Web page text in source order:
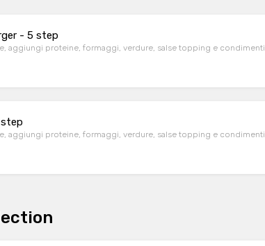
- 5 step
aggiungi proteine, formaggi, verdure, salse topping e condimenti
aggiungi proteine, formaggi, verdure, salse topping e condimenti